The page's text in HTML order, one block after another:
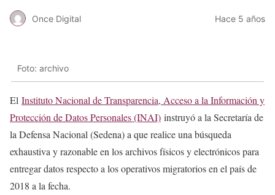
Once Digital Hace 5 años
Foto: archivo
El Instituto Nacional de Transparencia, Acceso a la Información y
Protección de Datos Personales (INAI) instruyó a la Secretaría de
la Defensa Nacional (Sedena) a que realice una búsqueda
exhaustiva y razonable en los archivos físicos y electrónicos para
entregar datos respecto a los operativos migratorios en el país de
2018 a la fecha.